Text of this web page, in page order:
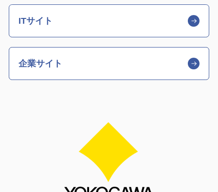
ITサイト
企業サイト